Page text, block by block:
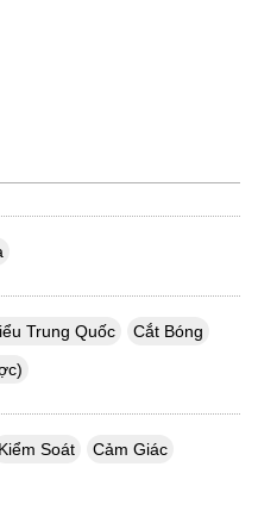
Trung Quốc
Cắt Bóng
Kiểm Soát Cảm Giác